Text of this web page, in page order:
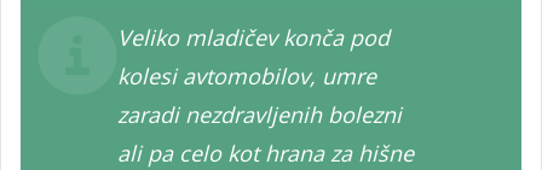
Veliko mladičev konča pod
kolesi avtomobilov, umre
zaradi nezdravljenih bolezni
ali pa celo kot hrana za hišne